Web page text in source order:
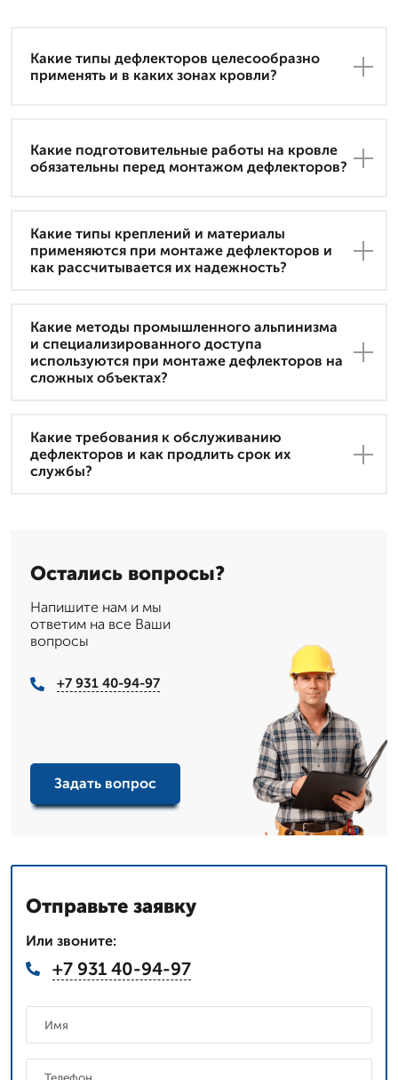
Какие типы дефлекторов целесообразно
применять и в каких зонах кровли?
Какие подготовительные работы на кровле
обязательны перед монтажом дефлекторов?
Какие типы креплений и материалы
применяются при монтаже дефлекторов и
как рассчитывается их надежность?
Какие методы промышленного альпинизма
и специализированного доступа
используются при монтаже дефлекторов на
сложных объектах?
Какие требования к обслуживанию
дефлекторов и как продлить срок их
службы?
Остались вопросы?
Напишите нам и мы
ответим на все Ваши
вопросы
+7 931 40-94-97
Задать вопрос
Отправьте заявку
Или звоните:
+7 931 40-94-97